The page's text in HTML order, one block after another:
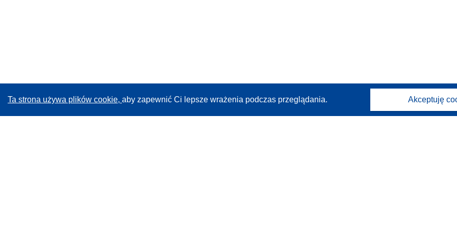
Ta strona używa plików cookie, aby zapewnić Ci lepsze wrażenia podczas przeglądania. Akceptuję